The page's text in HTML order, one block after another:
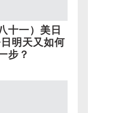
十一）美日
明天又如何
步？